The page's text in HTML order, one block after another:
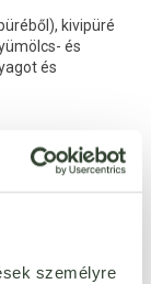
személyre
kivipüré
és
és
Te az